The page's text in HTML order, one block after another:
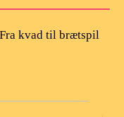
kvad til brætspil